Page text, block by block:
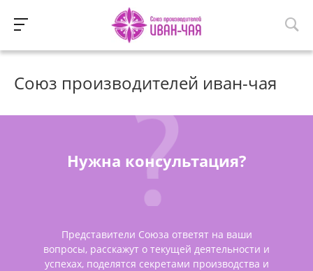
Союз производителей иван-чая
Нужна консультация?
Представители Союза ответят на ваши
вопросы, расскажут о текущей деятельности и
успехах, поделятся секретами производства и